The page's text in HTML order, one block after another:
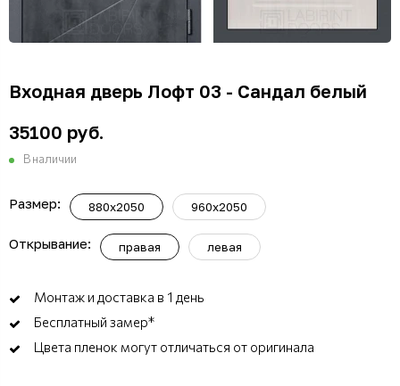
Входная дверь Лофт 03 - Сандал белый
35100 руб.
В наличии
Размер: 880x2050 960x2050
Открывание: правая левая
Монтаж и доставка в 1 день
Бесплатный замер*
Цвета пленок могут отличаться от оригинала